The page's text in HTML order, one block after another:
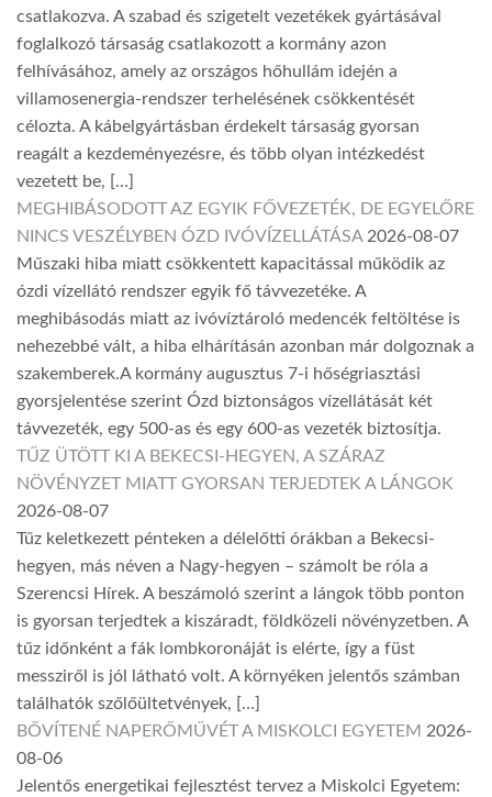
csatlakozva. A szabad és szigetelt vezetékek gyártásával
foglalkozó társaság csatlakozott a kormány azon
felhívásához, amely az országos hőhullám idején a
villamosenergia-rendszer terhelésének csökkentését
célozta. A kábelgyártásban érdekelt társaság gyorsan
reagált a kezdeményezésre, és több olyan intézkedést
vezetett be, […]
MEGHIBÁSODOTT AZ EGYIK FŐVEZETÉK, DE EGYELŐRE
NINCS VESZÉLYBEN ÓZD IVÓVÍZELLÁTÁSA 2026-08-07
Műszaki hiba miatt csökkentett kapacitással működik az
ózdi vízellátó rendszer egyik fő távvezetéke. A
meghibásodás miatt az ivóvíztároló medencék feltöltése is
nehezebbé vált, a hiba elhárításán azonban már dolgoznak a
szakemberek.A kormány augusztus 7-i hőségriasztási
gyorsjelentése szerint Ózd biztonságos vízellátását két
távvezeték, egy 500-as és egy 600-as vezeték biztosítja.
TŰZ ÜTÖTT KI A BEKECSI-HEGYEN, A SZÁRAZ
NÖVÉNYZET MIATT GYORSAN TERJEDTEK A LÁNGOK
2026-08-07
Tűz keletkezett pénteken a délelőtti órákban a Bekecsi-
hegyen, más néven a Nagy-hegyen – számolt be róla a
Szerencsi Hírek. A beszámoló szerint a lángok több ponton
is gyorsan terjedtek a kiszáradt, földközeli növényzetben. A
tűz időnként a fák lombkoronáját is elérte, így a füst
messziről is jól látható volt. A környéken jelentős számban
találhatók szőlőültetvények, […]
BŐVÍTENÉ NAPERŐMŰVÉT A MISKOLCI EGYETEM 2026-
08-06
Jelentős energetikai fejlesztést tervez a Miskolci Egyetem: